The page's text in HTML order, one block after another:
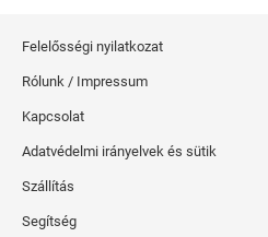
Felelősségi nyilatkozat
Rólunk / Impressum
Kapcsolat
Adatvédelmi irányelvek és sütik
Szállítás
Segítség